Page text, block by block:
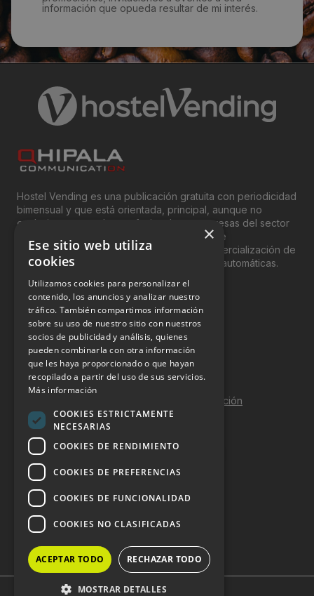
información que opueda resultar de mi interés.
Hostel Vending es una publicación gratuita con periodicidad
bimensual y que está orientada, principal, aunque no
exclusivamente, a los profesionales y empresas del sector
del “Vending”; nombre con el que se conoce
genéricamente entre profesionales a la comercialización de
productos y servicios a través de máquinas automáticas.
INFORMACIÓN LEGAL
Aviso Legal
Política de Privacidad
Política de Cookies
Política de calidad y seguridad de la información
Contacto
DOSSIER Y CONTRATACIÓN
Dossier 2026 (ES)
Dossier 2026 (EN)
×
Ese sitio web utiliza
cookies
Utilizamos cookies para personalizar el
contenido, los anuncios y analizar nuestro
tráfico. También compartimos información
sobre su uso de nuestro sitio con nuestros
socios de publicidad y análisis, quienes
pueden combinarla con otra información
que les haya proporcionado o que hayan
recopilado a partir del uso de sus servicios.
Más información
COOKIES ESTRICTAMENTE
NECESARIAS
COOKIES DE RENDIMIENTO
COOKIES DE PREFERENCIAS
COOKIES DE FUNCIONALIDAD
COOKIES NO CLASIFICADAS
ACEPTAR TODO RECHAZAR TODO
MOSTRAR DETALLES